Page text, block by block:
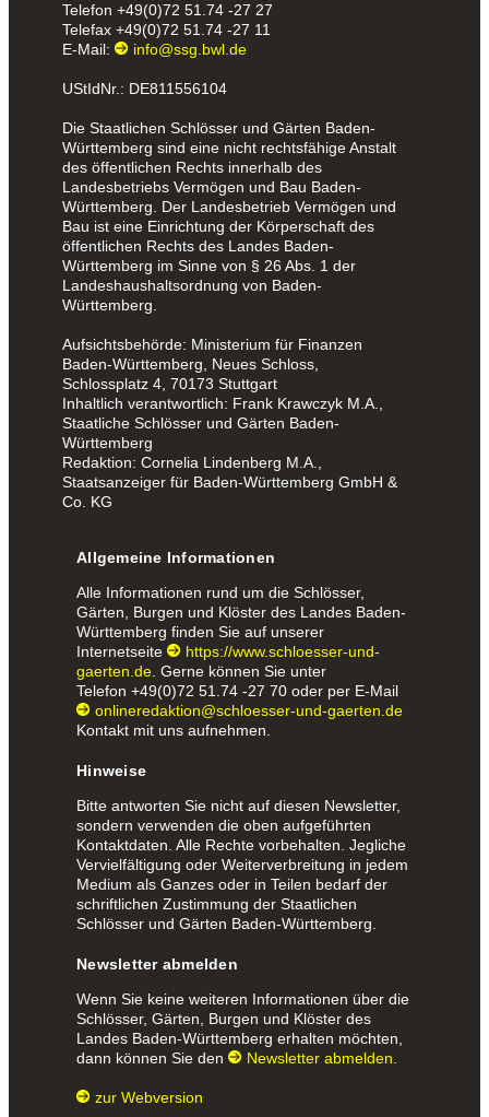
Telefon +49(0)72 51.74 -27 27
Telefax +49(0)72 51.74 -27 11
E-Mail:
info@ssg.bwl.de
UStIdNr.: DE811556104
Die Staatlichen Schlösser und Gärten Baden-
Württemberg sind eine nicht rechtsfähige Anstalt
des öffentlichen Rechts innerhalb des
Landesbetriebs Vermögen und Bau Baden-
Württemberg. Der Landesbetrieb Vermögen und
Bau ist eine Einrichtung der Körperschaft des
öffentlichen Rechts des Landes Baden-
Württemberg im Sinne von § 26 Abs. 1 der
Landeshaushaltsordnung von Baden-
Württemberg.
Aufsichtsbehörde: Ministerium für Finanzen
Baden-Württemberg, Neues Schloss,
Schlossplatz 4, 70173 Stuttgart
Inhaltlich verantwortlich: Frank Krawczyk M.A.,
Staatliche Schlösser und Gärten Baden-
Württemberg
Redaktion: Cornelia Lindenberg M.A.,
Staatsanzeiger für Baden-Württemberg GmbH &
Co. KG
Allgemeine Informationen
Alle Informationen rund um die Schlösser,
Gärten, Burgen und Klöster des Landes Baden-
Württemberg finden Sie auf unserer
Internetseite
https://www.schloesser-und-
gaerten.de . Gerne können Sie unter
Telefon +49(0)72 51.74 -27 70 oder per E-Mail
onlineredaktion@schloesser-und-gaerten.de
Kontakt mit uns aufnehmen.
Hinweise
Bitte antworten Sie nicht auf diesen Newsletter,
sondern verwenden die oben aufgeführten
Kontaktdaten. Alle Rechte vorbehalten. Jegliche
Vervielfältigung oder Weiterverbreitung in jedem
Medium als Ganzes oder in Teilen bedarf der
schriftlichen Zustimmung der Staatlichen
Schlösser und Gärten Baden-Württemberg.
Newsletter abmelden
Wenn Sie keine weiteren Informationen über die
Schlösser, Gärten, Burgen und Klöster des
Landes Baden-Württemberg erhalten möchten,
dann können Sie den
Newsletter abmelden
zur Webversion